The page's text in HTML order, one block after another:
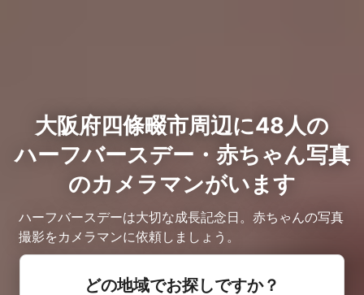
大阪府四條畷市周辺に48人の
ハーフバースデー・赤ちゃん写真
のカメラマンがいます
ハーフバースデーは大切な成長記念日。赤ちゃんの写真
撮影をカメラマンに依頼しましょう。
どの地域でお探しですか？